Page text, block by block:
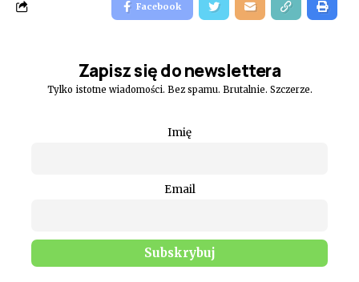
Facebook
Zapisz się do newslettera
Tylko istotne wiadomości. Bez spamu. Brutalnie. Szczerze.
Imię
Email